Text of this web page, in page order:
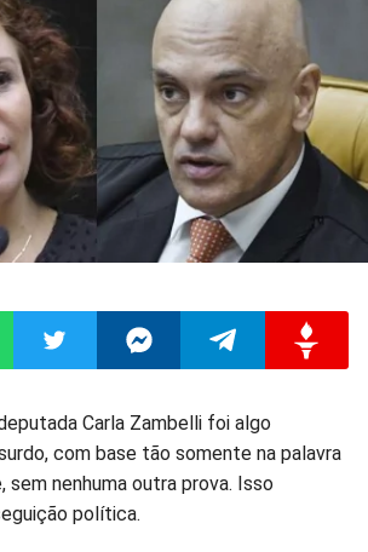
Compartilhar
no
Compartilhar
no
Compartilhar
no
Carla Zambelli foi algo
com base tão somente na palavra
sem nenhuma outra prova. Isso
política.